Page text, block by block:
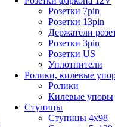
Розетки 7pin
Розетки 13pin
Держатели
Розетки 3pin
Розетки US
Уплотнители
Ролики, килевые
Ролики
Килевые упоры
Ступицы
Ступицы 4x98